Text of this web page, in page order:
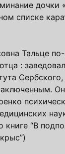
дочки
списке
Тальце
:
книге “В